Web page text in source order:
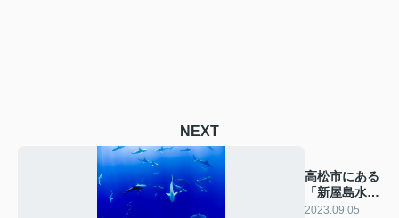
NEXT
高松市にある
「新屋島水族
館」をご紹
2023.09.05